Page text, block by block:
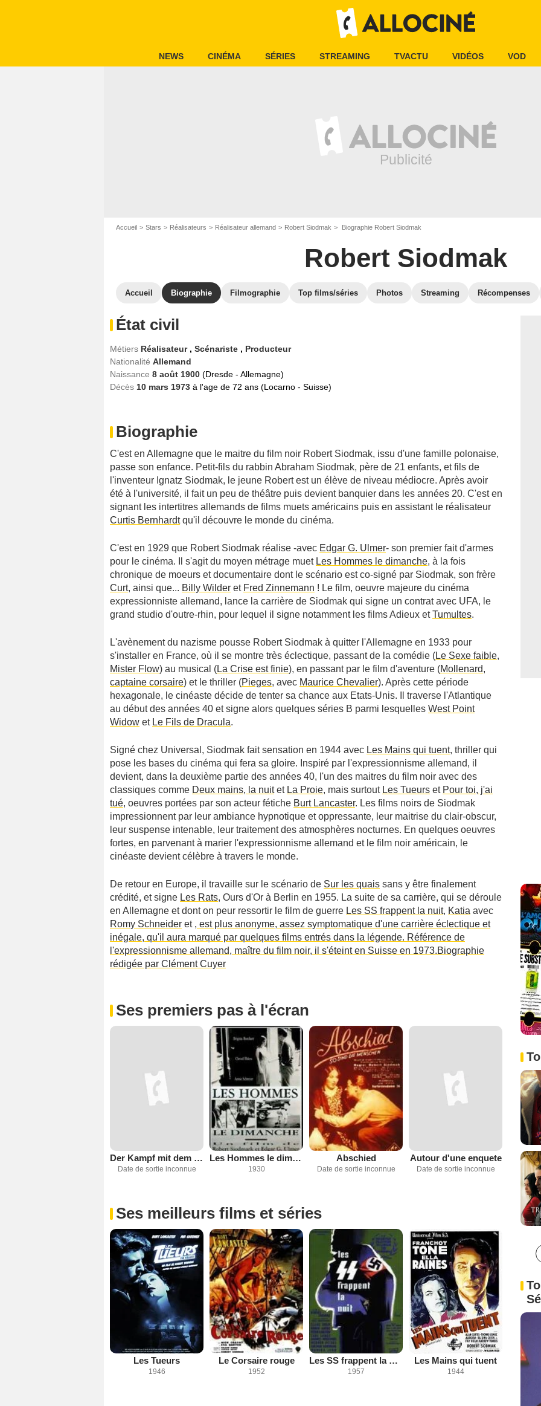
NEWS CINÉMA SÉRIES STREAMING TVACTU VIDÉOS VOD
Accueil Stars Réalisateurs Réalisateur allemand Robert Siodmak Biographie Robert Siodmak
Robert Siodmak
Accueil Biographie Filmographie Top films/séries Photos Streaming Récompenses
État civil
Métiers Réalisateur , Scénariste , Producteur
Nationalité Allemand
Naissance 8 août 1900 (Dresde - Allemagne)
Décès 10 mars 1973 à l'age de 72 ans (Locarno - Suisse)
Biographie
C'est en Allemagne que le maitre du film noir Robert Siodmak, issu d'une famille polonaise,
passe son enfance. Petit-fils du rabbin Abraham Siodmak, père de 21 enfants, et fils de
l'inventeur Ignatz Siodmak, le jeune Robert est un élève de niveau médiocre. Après avoir
été à l'université, il fait un peu de théâtre puis devient banquier dans les années 20. C'est en
signant les intertitres allemands de films muets américains puis en assistant le réalisateur
Curtis Bernhardtqu'il découvre le monde du cinéma.
C'est en 1929 que Robert Siodmak réalise -avec Edgar G. Ulmer- son premier fait d'armes
pour le cinéma. Il s'agit du moyen métrage muet Les Hommes le dimanche, à la fois
chronique de moeurs et documentaire dont le scénario est co-signé par Siodmak, son frère
Curt, ainsi que... Billy Wilder et Fred Zinnemann ! Le film, oeuvre majeure du cinéma
expressionniste allemand, lance la carrière de Siodmak qui signe un contrat avec UFA, le
grand studio d'outre-rhin, pour lequel il signe notamment les filmsAdieux etTumultes.
L'avènement du nazisme pousse Robert Siodmak à quitter l'Allemagne en 1933 pour
s'installer en France, où il se montre très éclectique, passant de la comédie (Le Sexe faible,
Mister Flow) au musical (La Crise est finie), en passant par le film d'aventure (Mollenard,
captaine corsaire) et le thriller (Pieges, avec Maurice Chevalier). Après cette période
hexagonale, le cinéaste décide de tenter sa chance aux Etats-Unis. Il traverse l'Atlantique
au début des années 40 et signe alors quelques séries B parmi lesquelles West Point
Widow et Le Fils de Dracula.
Signé chez Universal, Siodmak fait sensation en 1944 avec Les Mains qui tuent, thriller qui
pose les bases du cinéma qui fera sa gloire. Inspiré par l'expressionnisme allemand, il
devient, dans la deuxième partie des années 40, l'un des maitres du film noir avec des
classiques comme Deux mains, la nuitet La Proie, mais surtout Les Tueurs et Pour toi, j'ai
tué, oeuvres portées par son acteur fétiche Burt Lancaster. Les films noirs de Siodmak
impressionnent par leur ambiance hypnotique et oppressante, leur maitrise du clair-obscur,
leur suspense intenable, leur traitement des atmosphères nocturnes. En quelques oeuvres
fortes, en parvenant à marier l'expressionnisme allemand et le film noir américain, le
cinéaste devient célèbre à travers le monde.
De retour en Europe, il travaille sur le scénario de Sur les quais sans y être finalement
crédité, et signe Les Rats, Ours d'Or à Berlin en 1955. La suite de sa carrière, qui se déroule
en Allemagne et dont on peur ressortir le film de guerre Les SS frappent la nuit, Katia avec
Romy Schneider et , est plus anonyme, assez symptomatique d'une carrière éclectique et
inégale, qu'il aura marqué par quelques films entrés dans la légende. Référence de
l'expressionnisme allemand, maître du film noir, il s'éteint en Suisse en 1973.Biographie
rédigée par Clément Cuyer
Ses premiers pas à l'écran
Der Kampf mit dem Drachen oder : Die Tragödie des Untermieters
Date de sortie inconnue
Les Hommes le dimanche
1930
Abschied
Date de sortie inconnue
Autour d'une enquete
Date de sortie inconnue
Ses meilleurs films et séries
Les Tueurs
1946
Le Corsaire rouge
1952
Les SS frappent la nuit
1957
Les Mains qui tuent
1944